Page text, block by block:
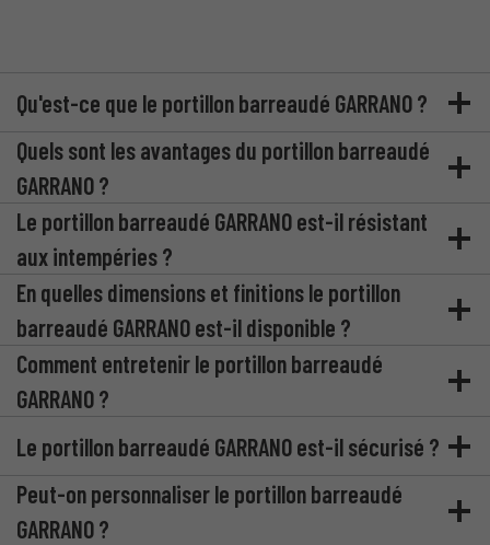
Qu'est-ce que le portillon barreaudé GARRANO ?
Quels sont les avantages du portillon barreaudé
GARRANO ?
Le portillon barreaudé GARRANO est-il résistant
aux intempéries ?
En quelles dimensions et finitions le portillon
barreaudé GARRANO est-il disponible ?
Comment entretenir le portillon barreaudé
GARRANO ?
Le portillon barreaudé GARRANO est-il sécurisé ?
Peut-on personnaliser le portillon barreaudé
GARRANO ?